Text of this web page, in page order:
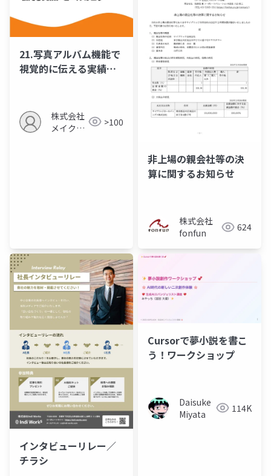
21.写真アルバム機能で
視覚的に伝える実績ア
株式会社
メイクア
>100
非上場の親会社等の決
算に関するお知らせ
株式会社
fonfun
624
インタビューリレー／
チラシ
Cursorで夢小説を書こ
う！ワークショップ
Daisuke
Miyata
114K